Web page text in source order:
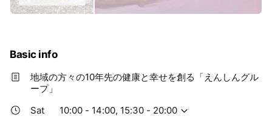
Basic info
地域の方々の10年先の健康と幸せを創る「えんしんグル
ープ」
Sat
10:00 - 14:00, 15:30 - 20:00